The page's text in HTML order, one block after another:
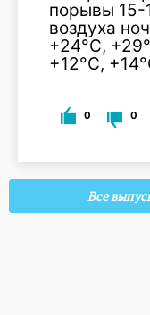
порывы 15-
воздуха
+24°С,
+12°С,
0 0
Все